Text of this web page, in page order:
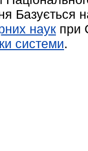
Базується
наук при
системи.